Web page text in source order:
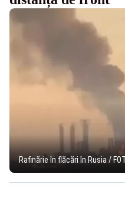
Rafinărie în flăcări în Rusia /